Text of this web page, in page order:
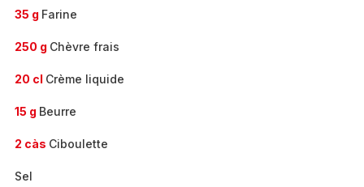
35 g Farine
250 g Chèvre frais
20 cl Crème liquide
15 g Beurre
2 càs Ciboulette
Sel